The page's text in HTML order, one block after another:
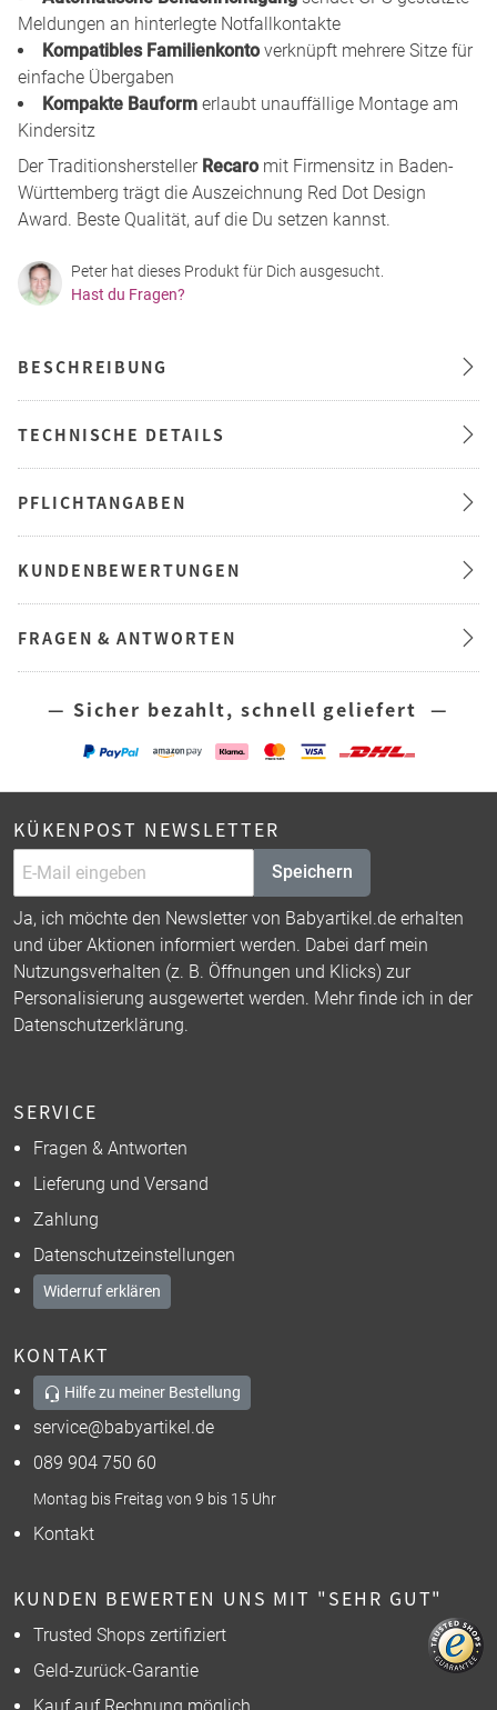
Meldungen an hinterlegte Notfallkontakte
Kompatibles Familienkonto verknüpft mehrere Sitze für
einfache Übergaben
Kompakte Bauform erlaubt unauffällige Montage am
Kindersitz
Der Traditionshersteller Recaro mit Firmensitz in Baden-
Württemberg trägt die Auszeichnung Red Dot Design
Award. Beste Qualität, auf die Du setzen kannst.
Peter hat dieses Produkt für Dich ausgesucht.
Hast du Fragen?
BESCHREIBUNG
TECHNISCHE DETAILS
PFLICHTANGABEN
KUNDENBEWERTUNGEN
FRAGEN & ANTWORTEN
— Sicher bezahlt, schnell geliefert —
KÜKENPOST NEWSLETTER
Speichern
Ja, ich möchte den Newsletter von Babyartikel.de erhalten
und über Aktionen informiert werden. Dabei darf mein
Nutzungsverhalten (z. B. Öffnungen und Klicks) zur
Personalisierung ausgewertet werden. Mehr finde ich in der
Datenschutzerklärung.
SERVICE
Fragen & Antworten
Lieferung und Versand
Zahlung
Datenschutzeinstellungen
Widerruf erklären
KONTAKT
Hilfe zu meiner Bestellung
service@babyartikel.de
089 904 750 60
Montag bis Freitag von 9 bis 15 Uhr
Kontakt
KUNDEN BEWERTEN UNS MIT "SEHR GUT"
Trusted Shops zertifiziert
Geld-zurück-Garantie